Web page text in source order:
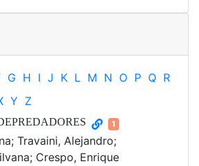
G H I J K L M N O P Q R
Y Z
1
Travaini, Alejandro;
Crespo, Enrique